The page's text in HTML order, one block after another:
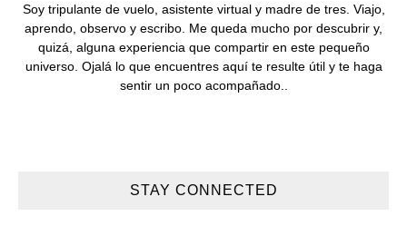
Soy tripulante de vuelo, asistente virtual y madre de tres. Viajo,
aprendo, observo y escribo. Me queda mucho por descubrir y,
quizá, alguna experiencia que compartir en este pequeño
universo. Ojalá lo que encuentres aquí te resulte útil y te haga
sentir un poco acompañado..
STAY CONNECTED